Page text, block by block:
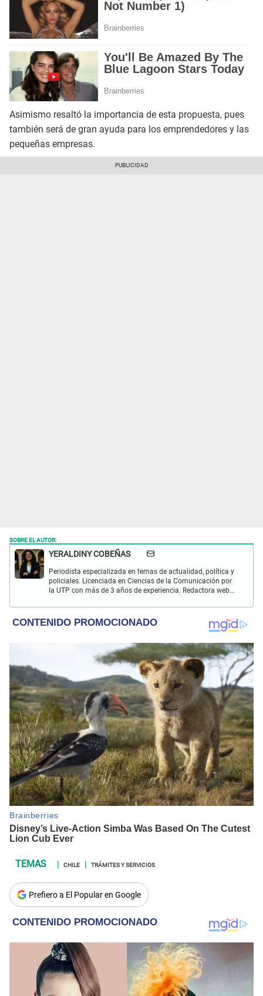
Asimismo resaltó la importancia de esta propuesta, pues
también será de gran ayuda para los emprendedores y las
pequeñas empresas.
SOBRE EL AUTOR:
YERALDINY COBEÑAS
Periodista especializada en temas de actualidad, política y
policiales. Licenciada en Ciencias de la Comunicación por
la UTP con más de 3 años de experiencia. Redactora web
en temas relacionados con misterios, películas y series
policiales.
CHILE TRÁMITES Y SERVICIOS
Prefiero a El Popular en Google